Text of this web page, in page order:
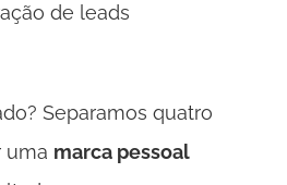
de leads
Separamos quatro
uma